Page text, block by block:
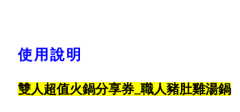
使用說明
雙人超值火鍋分享券 職人豬肚雞湯鍋